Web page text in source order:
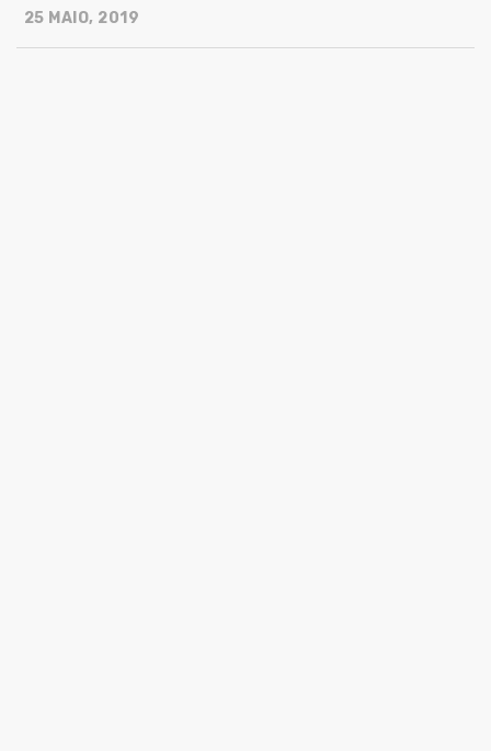
25 MAIO, 2019